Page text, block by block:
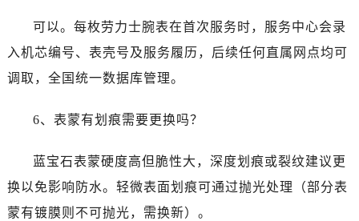
可以。每枚劳力士腕表在首次服务时，服务中心会录
入机芯编号、表壳号及服务履历，后续任何直属网点均可
调取，全国统一数据库管理。
6、表蒙有划痕需要更换吗？
蓝宝石表蒙硬度高但脆性大，深度划痕或裂纹建议更
换以免影响防水。轻微表面划痕可通过抛光处理（部分表
蒙有镀膜则不可抛光，需换新）。